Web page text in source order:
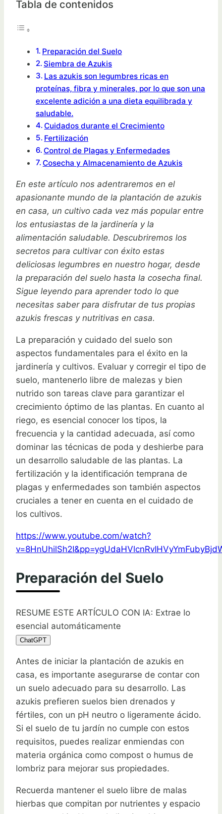
Tabla de contenidos
Preparación del Suelo
Siembra de Azukis
Las azukis son legumbres ricas en
proteínas, fibra y minerales, por lo que son una
excelente adición a una dieta equilibrada y
saludable.
Cuidados durante el Crecimiento
Fertilización
Control de Plagas y Enfermedades
Cosecha y Almacenamiento de Azukis
En este artículo nos adentraremos en el
apasionante mundo de la plantación de azukis
en casa, un cultivo cada vez más popular entre
los entusiastas de la jardinería y la
alimentación saludable. Descubriremos los
secretos para cultivar con éxito estas
deliciosas legumbres en nuestro hogar, desde
la preparación del suelo hasta la cosecha final.
Sigue leyendo para aprender todo lo que
necesitas saber para disfrutar de tus propias
azukis frescas y nutritivas en casa.
La preparación y cuidado del suelo son
aspectos fundamentales para el éxito en la
jardinería y cultivos. Evaluar y corregir el tipo de
suelo, mantenerlo libre de malezas y bien
nutrido son tareas clave para garantizar el
crecimiento óptimo de las plantas. En cuanto al
riego, es esencial conocer los tipos, la
frecuencia y la cantidad adecuada, así como
dominar las técnicas de poda y deshierbe para
un desarrollo saludable de las plantas. La
fertilización y la identificación temprana de
plagas y enfermedades son también aspectos
cruciales a tener en cuenta en el cuidado de
los cultivos.
https://www.youtube.com/watch?
Preparación del Suelo
RESUME ESTE ARTÍCULO CON IA: Extrae lo
esencial automáticamente
ChatGPT
Antes de iniciar la plantación de azukis en
casa, es importante asegurarse de contar con
un suelo adecuado para su desarrollo. Las
azukis prefieren suelos bien drenados y
fértiles, con un pH neutro o ligeramente ácido.
Si el suelo de tu jardín no cumple con estos
requisitos, puedes realizar enmiendas con
materia orgánica como compost o humus de
lombriz para mejorar sus propiedades.
Recuerda mantener el suelo libre de malas
hierbas que compitan por nutrientes y espacio